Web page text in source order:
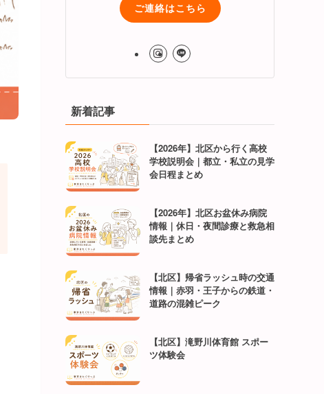
ご連絡はこちら
新着記事
【2026年】北区から行く高校
学校説明会｜都立・私立の見学
会日程まとめ
【2026年】北区お盆休み病院
情報｜休日・夜間診療と救急相
談先まとめ
【北区】帰省ラッシュ時の交通
情報｜赤羽・王子からの鉄道・
道路の混雑ピーク
【北区】滝野川体育館 スポー
ツ体験会